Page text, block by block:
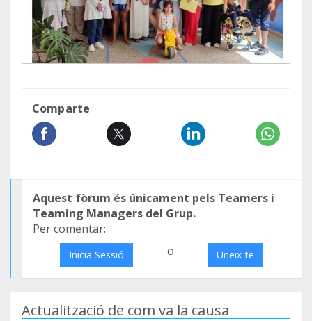
Comparte
Aquest fòrum és únicament pels Teamers i
Teaming Managers del Grup.
Per comentar:
Inicia Sessió o Uneix-te
Actualització de com va la causa